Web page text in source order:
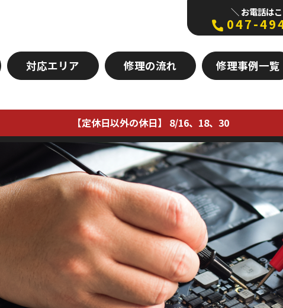
＼ お電話は
047-
対応エリア 修理の流れ 修理事例一覧
【定休日以外の休日】 8/16、18、30